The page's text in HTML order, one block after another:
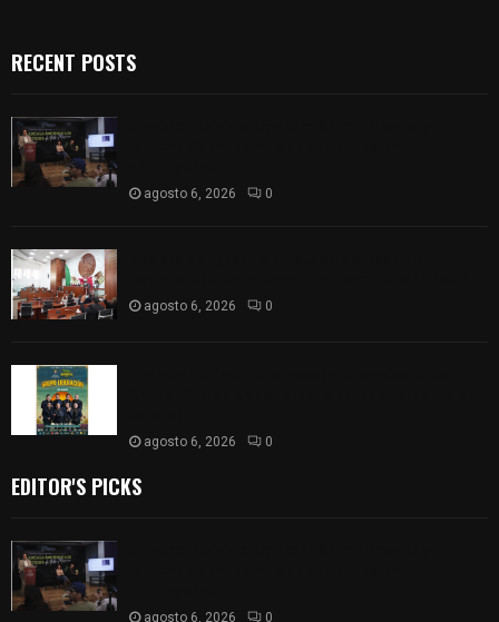
RECENT POSTS
agosto 6, 2026 0
agosto 6, 2026 0
agosto 6, 2026 0
EDITOR'S PICKS
agosto 6, 2026 0